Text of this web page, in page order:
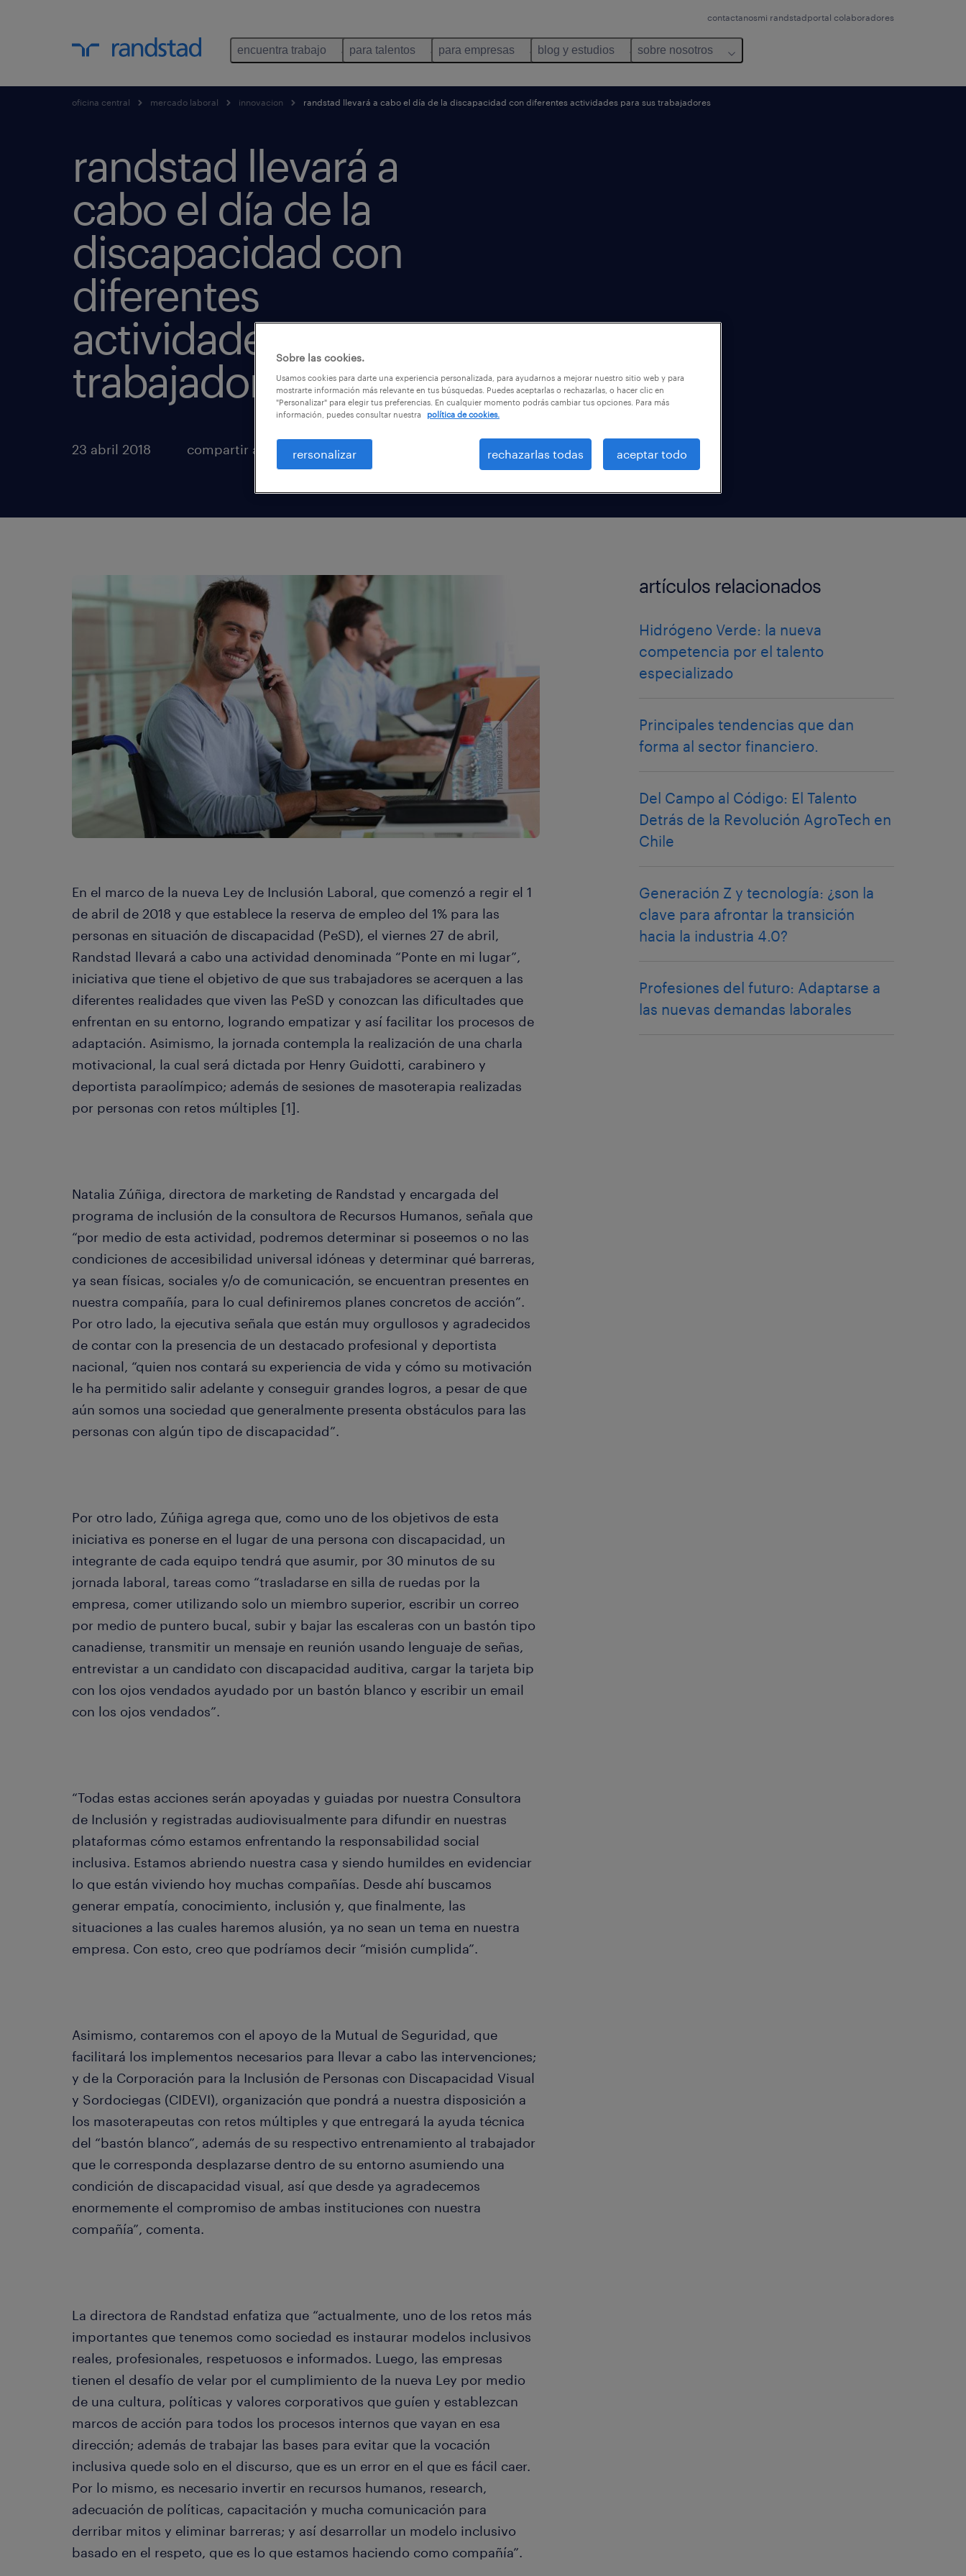
contactanosmi randstadportal colaboradores
encuentra trabajo para talentos para empresas blog y estudios sobre nosotros
oficina central mercado laboral innovacion randstad llevará a cabo el día de la discapacidad con diferentes actividades para sus trabajadores
randstad llevará a
cabo el día de la
discapacidad con
diferentes
actividades para sus
trabajadores
23 abril 2018 compartir artículos
En el marco de la nueva Ley de Inclusión Laboral, que comenzó a regir el 1
de abril de 2018 y que establece la reserva de empleo del 1% para las
personas en situación de discapacidad (PeSD), el viernes 27 de abril,
Randstad llevará a cabo una actividad denominada “Ponte en mi lugar”,
iniciativa que tiene el objetivo de que sus trabajadores se acerquen a las
diferentes realidades que viven las PeSD y conozcan las dificultades que
enfrentan en su entorno, logrando empatizar y así facilitar los procesos de
adaptación. Asimismo, la jornada contempla la realización de una charla
motivacional, la cual será dictada por Henry Guidotti, carabinero y
deportista paraolímpico; además de sesiones de masoterapia realizadas
por personas con retos múltiples [1].
Natalia Zúñiga, directora de marketing de Randstad y encargada del
programa de inclusión de la consultora de Recursos Humanos, señala que
“por medio de esta actividad, podremos determinar si poseemos o no las
condiciones de accesibilidad universal idóneas y determinar qué barreras,
ya sean físicas, sociales y/o de comunicación, se encuentran presentes en
nuestra compañía, para lo cual definiremos planes concretos de acción”.
Por otro lado, la ejecutiva señala que están muy orgullosos y agradecidos
de contar con la presencia de un destacado profesional y deportista
nacional, “quien nos contará su experiencia de vida y cómo su motivación
le ha permitido salir adelante y conseguir grandes logros, a pesar de que
aún somos una sociedad que generalmente presenta obstáculos para las
personas con algún tipo de discapacidad”.
Por otro lado, Zúñiga agrega que, como uno de los objetivos de esta
iniciativa es ponerse en el lugar de una persona con discapacidad, un
integrante de cada equipo tendrá que asumir, por 30 minutos de su
jornada laboral, tareas como “trasladarse en silla de ruedas por la
empresa, comer utilizando solo un miembro superior, escribir un correo
por medio de puntero bucal, subir y bajar las escaleras con un bastón tipo
canadiense, transmitir un mensaje en reunión usando lenguaje de señas,
entrevistar a un candidato con discapacidad auditiva, cargar la tarjeta bip
con los ojos vendados ayudado por un bastón blanco y escribir un email
con los ojos vendados”.
“Todas estas acciones serán apoyadas y guiadas por nuestra Consultora
de Inclusión y registradas audiovisualmente para difundir en nuestras
plataformas cómo estamos enfrentando la responsabilidad social
inclusiva. Estamos abriendo nuestra casa y siendo humildes en evidenciar
lo que están viviendo hoy muchas compañías. Desde ahí buscamos
generar empatía, conocimiento, inclusión y, que finalmente, las
situaciones a las cuales haremos alusión, ya no sean un tema en nuestra
empresa. Con esto, creo que podríamos decir “misión cumplida”.
Asimismo, contaremos con el apoyo de la Mutual de Seguridad, que
facilitará los implementos necesarios para llevar a cabo las intervenciones;
y de la Corporación para la Inclusión de Personas con Discapacidad Visual
y Sordociegas (CIDEVI), organización que pondrá a nuestra disposición a
los masoterapeutas con retos múltiples y que entregará la ayuda técnica
del “bastón blanco”, además de su respectivo entrenamiento al trabajador
que le corresponda desplazarse dentro de su entorno asumiendo una
condición de discapacidad visual, así que desde ya agradecemos
enormemente el compromiso de ambas instituciones con nuestra
compañía”, comenta.
La directora de Randstad enfatiza que “actualmente, uno de los retos más
importantes que tenemos como sociedad es instaurar modelos inclusivos
reales, profesionales, respetuosos e informados. Luego, las empresas
tienen el desafío de velar por el cumplimiento de la nueva Ley por medio
de una cultura, políticas y valores corporativos que guíen y establezcan
marcos de acción para todos los procesos internos que vayan en esa
dirección; además de trabajar las bases para evitar que la vocación
inclusiva quede solo en el discurso, que es un error en el que es fácil caer.
Por lo mismo, es necesario invertir en recursos humanos, research,
adecuación de políticas, capacitación y mucha comunicación para
derribar mitos y eliminar barreras; y así desarrollar un modelo inclusivo
basado en el respeto, que es lo que estamos haciendo como compañía”.
artículos relacionados
Hidrógeno Verde: la nueva
competencia por el talento
especializado
Principales tendencias que dan
forma al sector financiero.
Del Campo al Código: El Talento
Detrás de la Revolución AgroTech en
Chile
Generación Z y tecnología: ¿son la
clave para afrontar la transición
hacia la industria 4.0?
Profesiones del futuro: Adaptarse a
las nuevas demandas laborales
Sobre las cookies.
Usamos cookies para darte una experiencia personalizada, para ayudarnos a mejorar nuestro sitio web y para
mostrarte información más relevante en tus búsquedas. Puedes aceptarlas o rechazarlas, o hacer clic en
"Personalizar" para elegir tus preferencias. En cualquier momento podrás cambiar tus opciones. Para más
información, puedes consultar nuestra
política de cookies.
rersonalizar rechazarlas todas aceptar todo